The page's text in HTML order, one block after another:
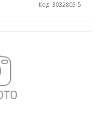
Код: 3032805-5